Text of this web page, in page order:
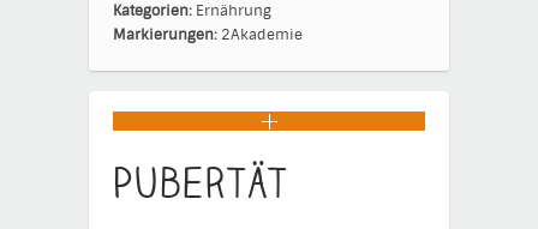
Kategorien: Ernährung
Markierungen: 2Akademie
Pubertät